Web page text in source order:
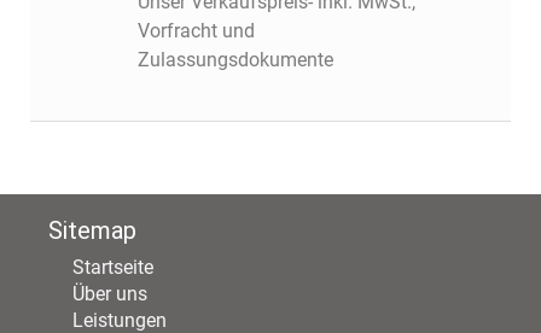
Vorfracht und
Zulassungsdokumente
Sitemap
Startseite
Über uns
Leistungen